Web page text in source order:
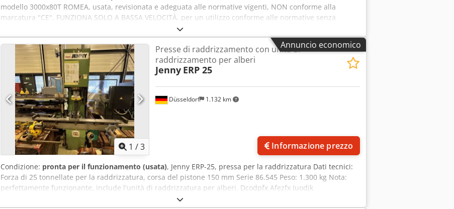
modello 3000x80T ROMEA, usata, revisionata e adeguata alle normative vigenti, NON conforme alla
marcatura "CE". FUNZIONA SOLO A BASSA VELOCITÀ, per un utilizzo conforme alle normative senza
fotocellule, con lama superiore e prisma inferiore a 5 scanalature, rettificati e dotati di registri posteriori
regolabili manualmente, corredati da perizia tecnica di adeguamento alle normative. Dcodpfszhkqmox
Afdok
Annuncio economico
1 /3
Düsseldorf 1.132 km
Presse di raddrizzamento con unità di
raddrizzamento per alberi
Jenny ERP 25
Informazione prezzo
Condizione: pronta per il funzionamento (usata), Jenny ERP-25, pressa per la raddrizzatura Dati tecnici:
Forza di 25 tonnellate per la raddrizzatura, corsa del pistone 150 mm Serie 86.545 Peso: 1.300 kg Nota:
perfettamente funzionante, include l'unità di raddrizzatura per alberi. Dcodpfx Afezfx Iuodjk